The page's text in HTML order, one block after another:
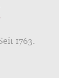
1763.